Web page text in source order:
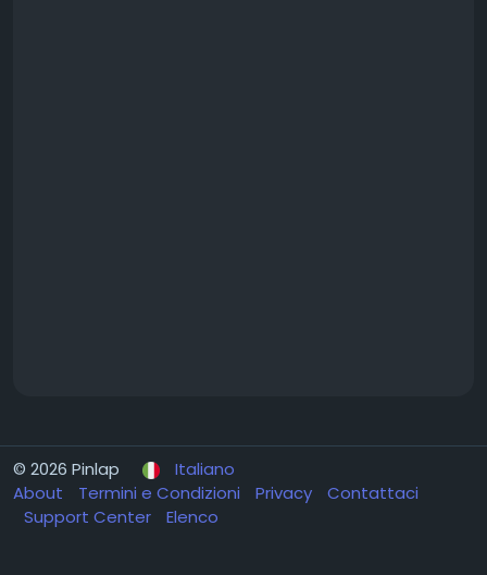
© 2026 Pinlap
Italiano
About
Termini e Condizioni Privacy
Contattaci
Support Center
Elenco